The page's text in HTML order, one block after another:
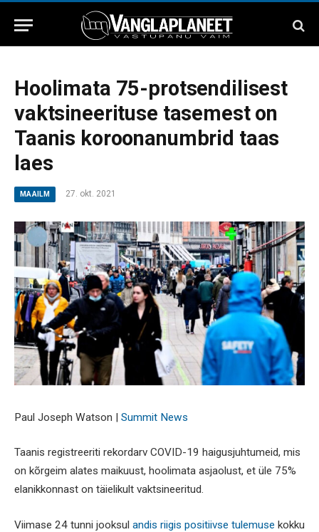
Hoolimata 75-protsendilisest
vaktsineerituse tasemest on
Taanis koroonanumbrid taas
laes
MAAILM 27. okt. 2021
Paul Joseph Watson | Summit News
Taanis registreeriti rekordarv COVID-19 haigusjuhtumeid, mis
on kõrgeim alates maikuust, hoolimata asjaolust, et üle 75%
elanikkonnast on täielikult vaktsineeritud.
Viimase 24 tunni jooksul andis riigis positiivse tulemuse kokku